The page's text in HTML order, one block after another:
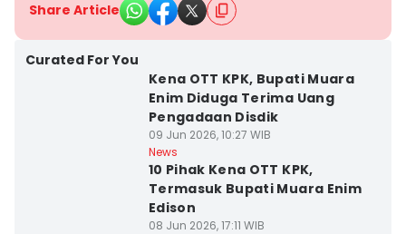
Share Article
Curated For You
Kena OTT KPK, Bupati Muara
Enim Diduga Terima Uang
Pengadaan Disdik
09 Jun 2026, 10:27 WIB
News
10 Pihak Kena OTT KPK,
Termasuk Bupati Muara Enim
Edison
08 Jun 2026, 17:11 WIB